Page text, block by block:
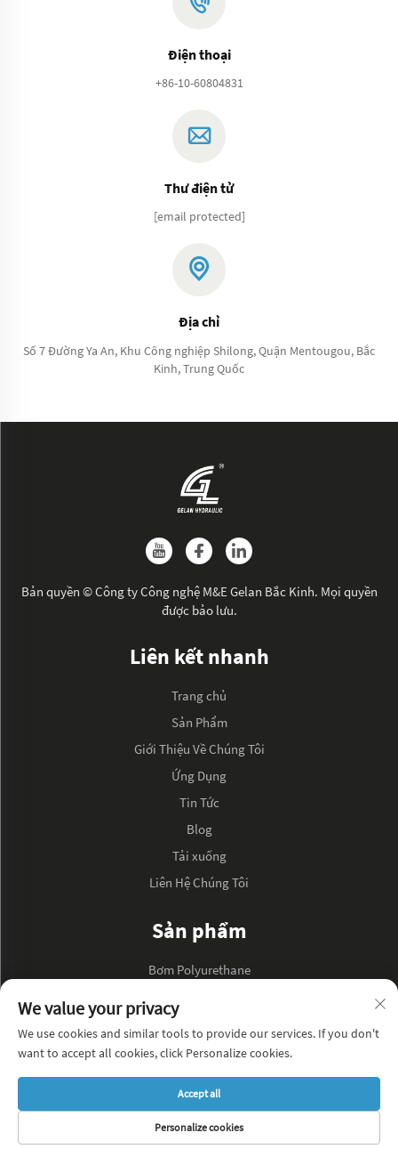
Điện thoại
+86-10-60804831
Thư điện tử
[email protected]
Địa chỉ
Số 7 Đường Ya An, Khu Công nghiệp Shilong, Quận Mentougou, Bắc
Kinh, Trung Quốc
Bản quyền © Công ty Công nghệ M&E Gelan Bắc Kinh. Mọi quyền
được bảo lưu.
Liên kết nhanh
Trang chủ
Sản Phẩm
Giới Thiệu Về Chúng Tôi
Ứng Dụng
Tin Tức
Blog
Tải xuống
Liên Hệ Chúng Tôi
Sản phẩm
Bơm Polyurethane
VỀ CÔNG TY
Blog
We value your privacy
We use cookies and similar tools to provide our services. If you don't
want to accept all cookies, click Personalize cookies.
Personalize cookies
Accept all